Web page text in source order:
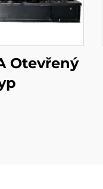
Otevřený